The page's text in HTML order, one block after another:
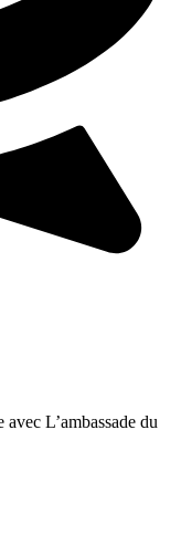
L’ambassade du